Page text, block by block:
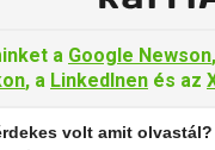
a Google Newson
, a LinkedInen és az
volt amit